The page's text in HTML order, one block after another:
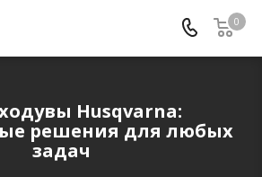
0
Husqvarna:
решения для любых
задач